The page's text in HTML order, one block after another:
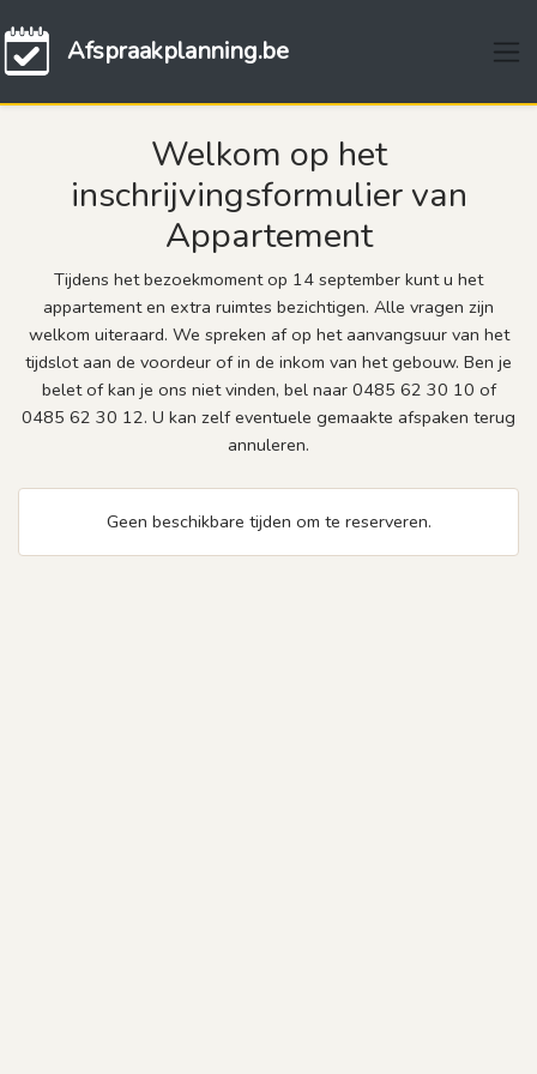
Afspraakplanning.be
Welkom op het
inschrijvingsformulier van
Appartement
Tijdens het bezoekmoment op 14 september kunt u het
appartement en extra ruimtes bezichtigen. Alle vragen zijn
welkom uiteraard. We spreken af op het aanvangsuur van het
tijdslot aan de voordeur of in de inkom van het gebouw. Ben je
belet of kan je ons niet vinden, bel naar 0485 62 30 10 of
0485 62 30 12. U kan zelf eventuele gemaakte afspaken terug
annuleren.
Geen beschikbare tijden om te reserveren.